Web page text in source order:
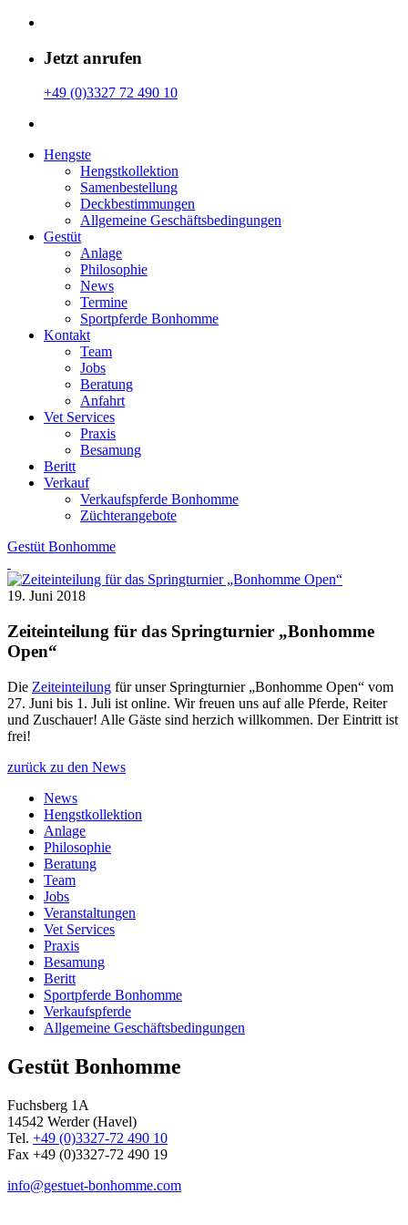
Jetzt anrufen
+49 (0)3327 72 490 10
Hengste
Hengstkollektion
Samenbestellung
Deckbestimmungen
Allgemeine Geschäfts­bedingungen
Gestüt
Anlage
Philosophie
News
Termine
Sportpferde Bonhomme
Kontakt
Team
Jobs
Beratung
Anfahrt
Vet Services
Praxis
Besamung
Beritt
Verkauf
Verkaufspferde Bonhomme
Züchterangebote
Gestüt Bonhomme
19. Juni 2018
Zeiteinteilung für das Springturnier „Bonhomme
Open“
Die Zeiteinteilung für unser Springturnier „Bonhomme Open“ vom
27. Juni bis 1. Juli ist online. Wir freuen uns auf alle Pferde, Reiter
und Zuschauer! Alle Gäste sind herzich willkommen. Der Eintritt ist
frei!
zurück zu den News
News
Hengstkollektion
Anlage
Philosophie
Beratung
Team
Jobs
Veranstaltungen
Vet Services
Praxis
Besamung
Beritt
Sportpferde Bonhomme
Verkaufspferde
Allgemeine Geschäfts­bedingungen
Gestüt Bonhomme
Fuchsberg 1A
14542 Werder (Havel)
Tel. +49 (0)3327-72 490 10
Fax +49 (0)3327-72 490 19
info@gestuet-bonhomme.com